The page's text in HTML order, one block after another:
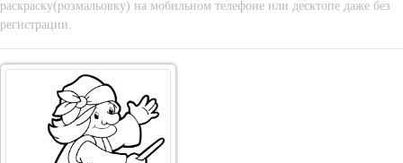
раскраску(розмальовку) на мобильном телефоне или десктопе даже без
регистрации.